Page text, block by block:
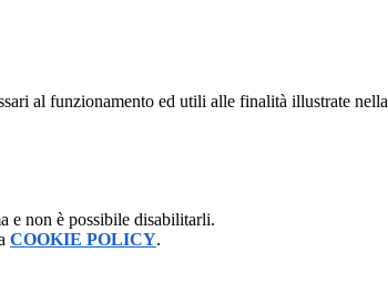
al funzionamento ed utili alle finalità illustrate nella
e non è possibile disabilitarli.
COOKIE POLICY.